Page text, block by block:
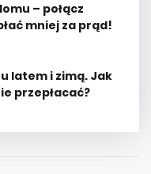
– połącz
mniej za prąd!
latem i zimą. Jak
przepłacać?